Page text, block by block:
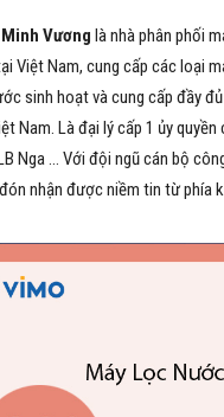
Vương là nhà phân phối
Việt Nam, cung cấp các loại
sinh hoạt và cung cấp đầy
Nam. Là đại lý cấp 1 ủy
Nga … Với đội ngũ cán bộ
nhận được niềm tin từ phía